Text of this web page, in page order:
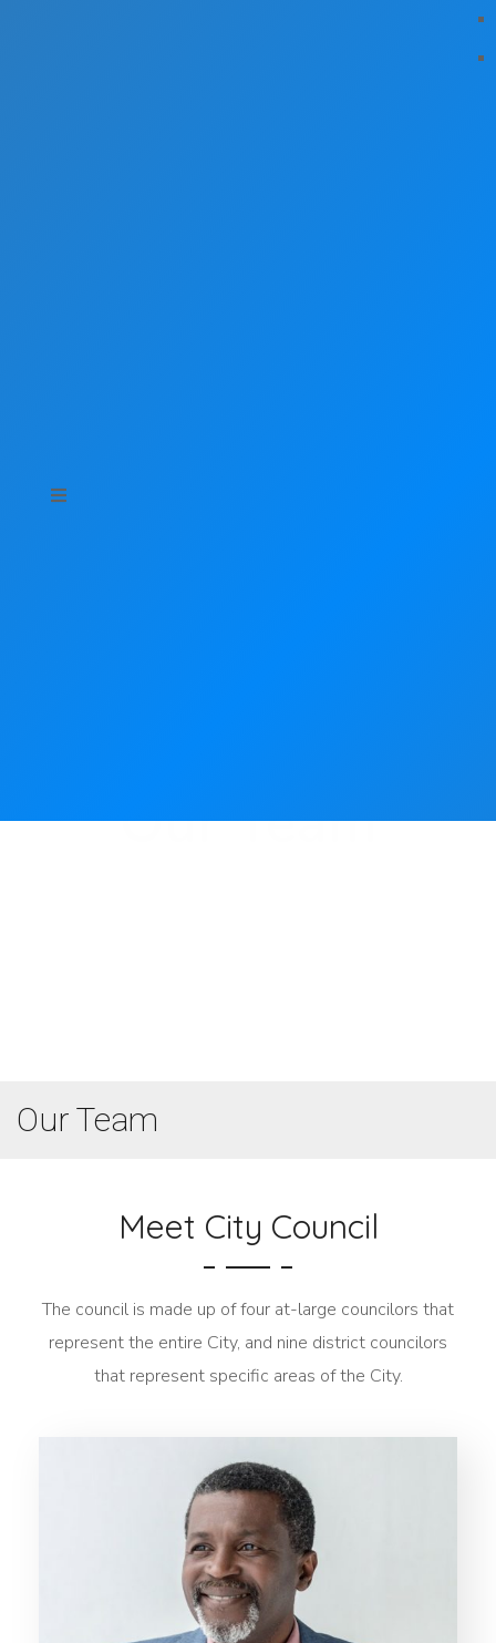
Our Team
Our Team
Meet City Council
The council is made up of four at-large councilors that
represent the entire City, and nine district councilors
that represent specific areas of the City.